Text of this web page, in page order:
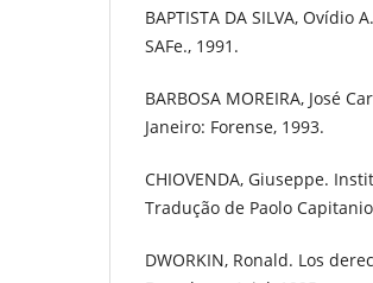
BAPTISTA DA SILVA,
SAFe., 1991.
BARBOSA MOREIRA, José
Janeiro: Forense, 1993.
CHIOVENDA, Giuseppe.
Tradução de Paolo
DWORKIN, Ronald. Los